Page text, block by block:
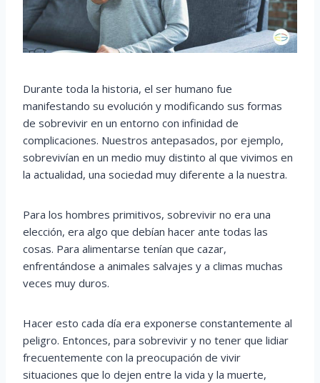
Durante toda la historia, el ser humano fue
manifestando su evolución y modificando sus formas
de sobrevivir en un entorno con infinidad de
complicaciones. Nuestros antepasados, por ejemplo,
sobrevivían en un medio muy distinto al que vivimos en
la actualidad, una sociedad muy diferente a la nuestra.
Para los hombres primitivos, sobrevivir no era una
elección, era algo que debían hacer ante todas las
cosas. Para alimentarse tenían que cazar,
enfrentándose a animales salvajes y a climas muchas
veces muy duros.
Hacer esto cada día era exponerse constantemente al
peligro. Entonces, para sobrevivir y no tener que lidiar
frecuentemente con la preocupación de vivir
situaciones que lo dejen entre la vida y la muerte,